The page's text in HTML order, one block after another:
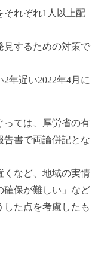
それぞれ1人以上配
見するための対策で
年遅い2022年4月に
ては、
厚労省の有
告書で両論併記とな
くなど、地域の実情
確保が難しい」など
た点を考慮したも